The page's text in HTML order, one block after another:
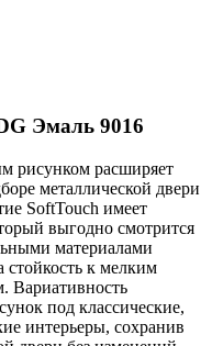
Эмаль 9016
рисунком расширяет
металлической двери
SoftTouch имеет
выгодно смотрится
материалами
к мелким
Вариативность
под классические,
интерьеры, сохранив